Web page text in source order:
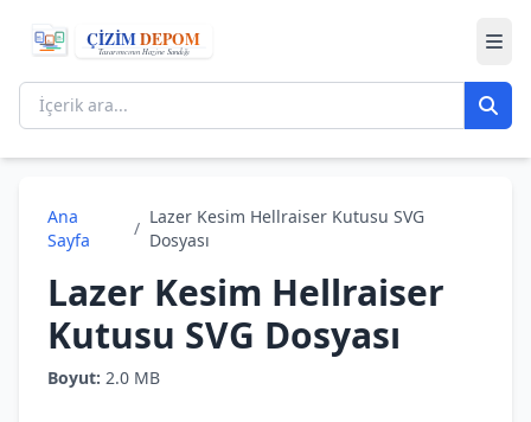
Ana
Sayfa
/
Lazer Kesim Hellraiser Kutusu SVG
Dosyası
Lazer Kesim Hellraiser
Kutusu SVG Dosyası
Boyut: 2.0 MB